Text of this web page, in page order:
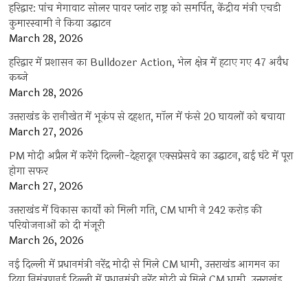
हरिद्वार: पांच मेगावाट सोलर पावर प्लांट राष्ट्र को समर्पित, केंद्रीय मंत्री एचडी
कुमारस्वामी ने किया उद्घाटन
March 28, 2026
हरिद्वार में प्रशासन का Bulldozer Action, भेल क्षेत्र में हटाए गए 47 अवैध
कब्जे
March 28, 2026
उत्तराखंड के रानीखेत में भूकंप से दहशत, मॉल में फंसे 20 घायलों को बचाया
March 27, 2026
PM मोदी अप्रैल में करेंगे दिल्ली-देहरादून एक्सप्रेसवे का उद्घाटन, ढाई घंटे में पूरा
होगा सफर
March 27, 2026
उत्तराखंड में विकास कार्यों को मिली गति, CM धामी ने 242 करोड़ की
परियोजनाओं को दी मंजूरी
March 26, 2026
नई दिल्ली में प्रधानमंत्री नरेंद्र मोदी से मिले CM धामी, उत्तराखंड आगमन का